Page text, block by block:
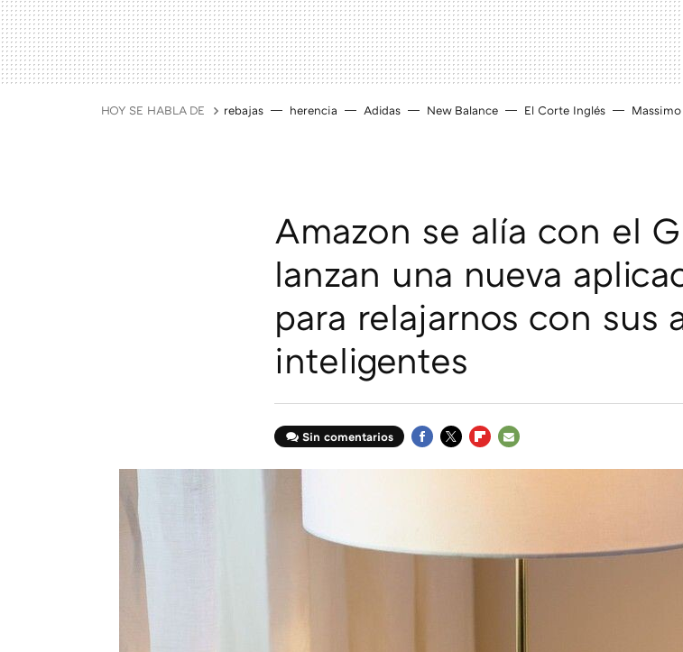
HOY SE HABLA DE rebajas herencia Adidas New Balance El Corte Inglés
Amazon se alía con el
lanzan una nueva
para relajarnos con sus
inteligentes
Sin comentarios